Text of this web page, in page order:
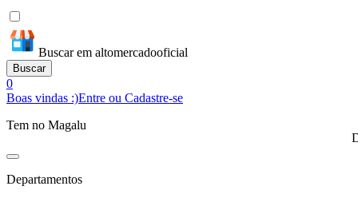
Buscar em altomercadooficial
Buscar
0
Boas vindas :)Entre ou Cadastre-se
Tem no Magalu
Departamentos